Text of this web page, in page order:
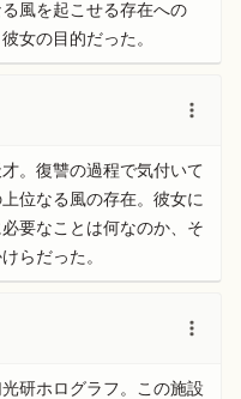
風を起こせる存在への
女の目的だった。
。復讐の過程で気付いて
位なる風の存在。彼女に
要なことは何なのか、そ
らだった。
研ホログラフ。この施設